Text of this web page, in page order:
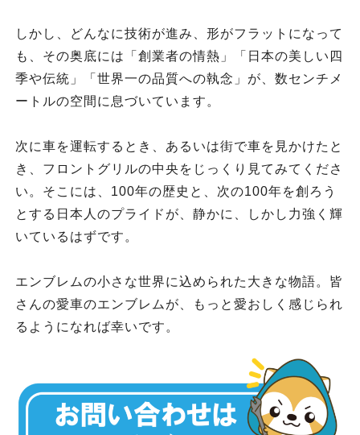
しかし、どんなに技術が進み、形がフラットになって
も、その奥底には「創業者の情熱」「日本の美しい四
季や伝統」「世界一の品質への執念」が、数センチメ
ートルの空間に息づいています。
次に車を運転するとき、あるいは街で車を見かけたと
き、フロントグリルの中央をじっくり見てみてくださ
い。そこには、100年の歴史と、次の100年を創ろう
とする日本人のプライドが、静かに、しかし力強く輝
いているはずです。
エンブレムの小さな世界に込められた大きな物語。皆
さんの愛車のエンブレムが、もっと愛おしく感じられ
るようになれば幸いです。